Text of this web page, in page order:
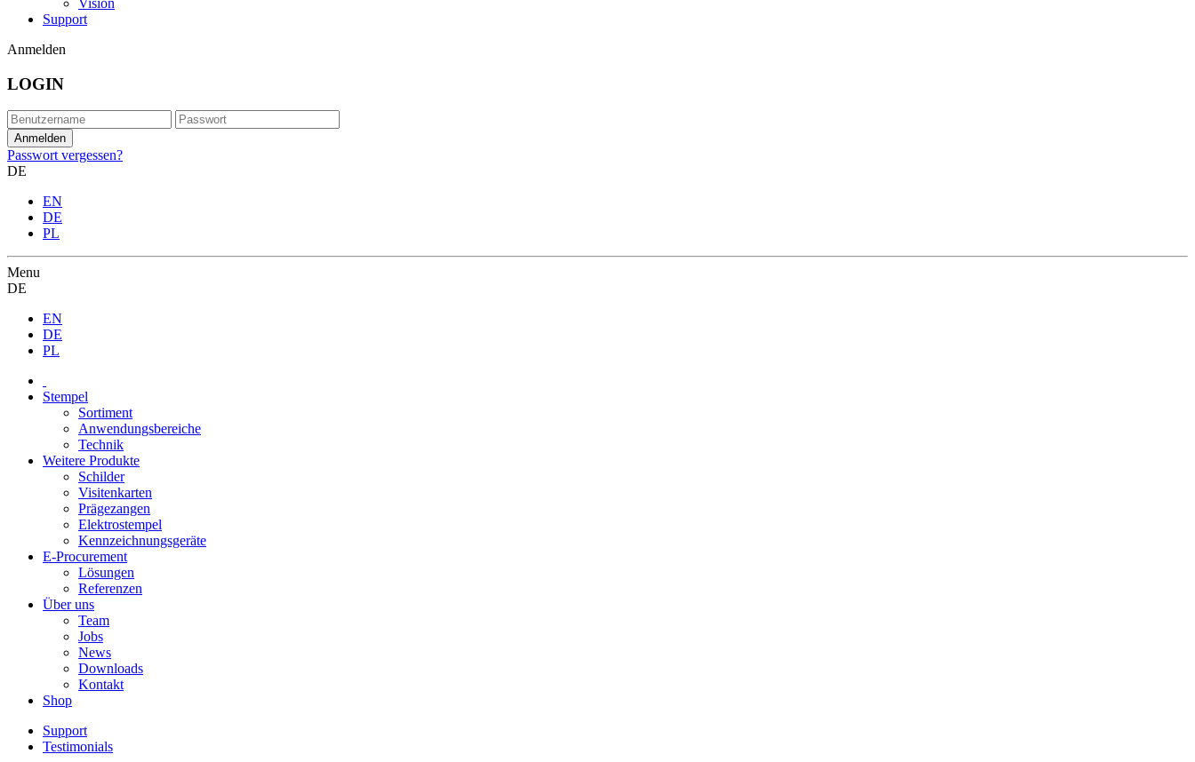
Vision
Support
Anmelden
LOGIN
Passwort vergessen?
DE
EN
DE
PL
Menu
DE
EN
DE
PL
Stempel
Sortiment
Anwendungsbereiche
Technik
Weitere Produkte
Schilder
Visitenkarten
Prägezangen
Elektrostempel
Kennzeichnungsgeräte
E-Procurement
Lösungen
Referenzen
Über uns
Team
Jobs
News
Downloads
Kontakt
Shop
Support
Testimonials